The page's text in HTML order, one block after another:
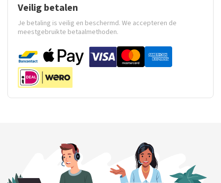
Veilig betalen
Je betaling is veilig en beschermd. We accepteren de
meestgebruikte betaalmethoden.